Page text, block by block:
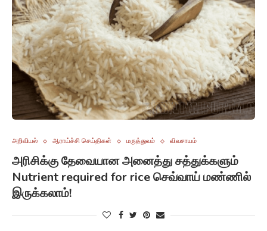
அறிவியல் ஆராய்ச்சி செய்திகள் மருத்துவம் விவசாயம்
அரிசிக்கு தேவையான அனைத்து சத்துக்களும்
Nutrient required for rice செவ்வாய் மண்ணில்
இருக்கலாம்!